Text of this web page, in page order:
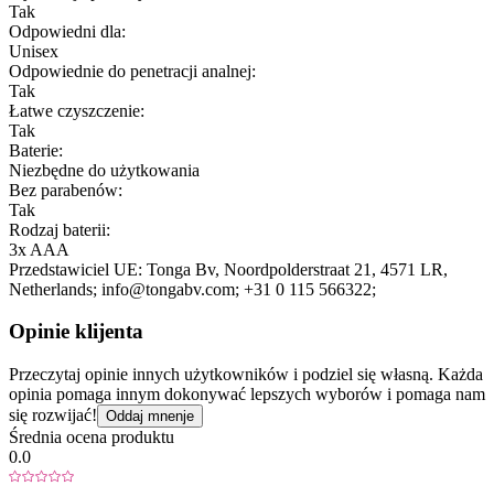
Tak
Odpowiedni dla:
Unisex
Odpowiednie do penetracji analnej:
Tak
Łatwe czyszczenie:
Tak
Baterie:
Niezbędne do użytkowania
Bez parabenów:
Tak
Rodzaj baterii:
3x AAA
Przedstawiciel UE: Tonga Bv, Noordpolderstraat 21 , 4571 LR,
Netherlands; info@tongabv.com; +31 0 115 566322;
Opinie klijenta
Przeczytaj opinie innych użytkowników i podziel się własną. Każda
opinia pomaga innym dokonywać lepszych wyborów i pomaga nam
się rozwijać! Oddaj mnenje
Średnia ocena produktu
0.0